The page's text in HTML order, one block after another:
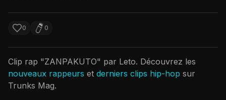
0 0
Clip rap "ZANPAKUTO" par Leto. Découvrez les
nouveaux rappeurs et derniers clips hip-hop sur
Trunks Mag.